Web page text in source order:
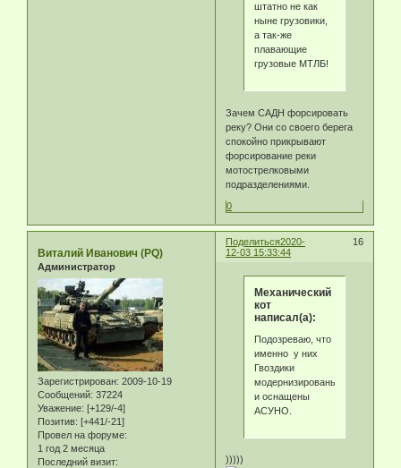
штатно не как
ныне грузовики,
а так-же
плавающие
грузовые МТЛБ!
Зачем САДН форсировать
реку? Они со своего берега
спокойно прикрывают
форсирование реки
мотострелковыми
подразделениями.
0
Поделиться 16
2020-
12-03 15:33:44
Виталий Иванович (PQ)
Администратор
Зарегистрирован: 2009-10-19
Сообщений: 37224
Уважение: [+129/-4]
Позитив: [+441/-21]
Провел на форуме:
1 год 2 месяца
Последний визит:
Механический
кот
написал(а):
Подозреваю, что
именно у них
Гвоздики
модернизированы
и оснащены
АСУНО.
)))))